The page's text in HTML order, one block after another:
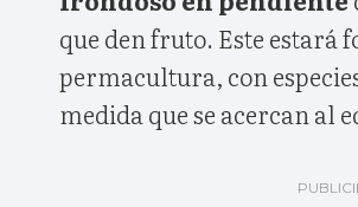
que den fruto. Este estará
permacultura, con
medida que se acercan al